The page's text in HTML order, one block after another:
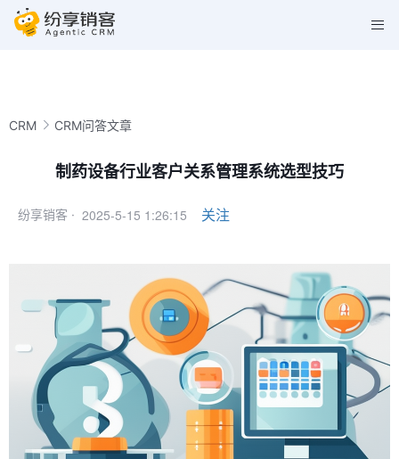
CRM CRM问答文章
制药设备行业客户关系管理系统选型技巧
纷享销客 · 2025-5-15 1:26:15 关注